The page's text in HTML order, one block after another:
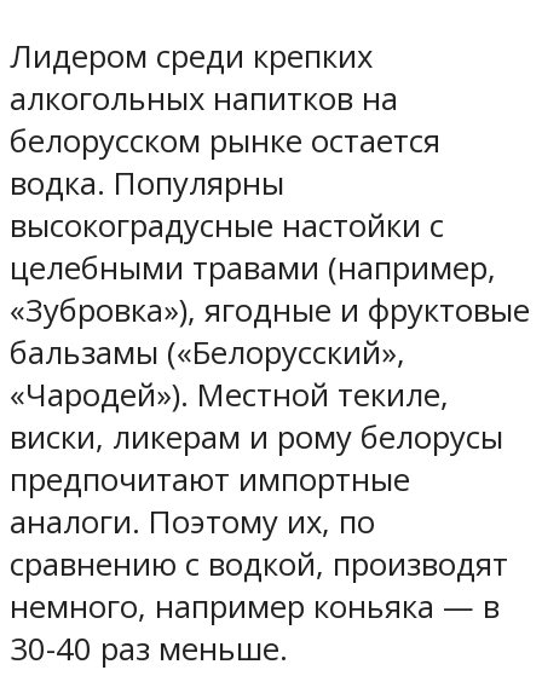
Лидером среди крепких
алкогольных напитков на
белорусском рынке остается
водка. Популярны
высокоградусные настойки с
целебными травами (например,
«Зубровка»), ягодные и фруктовые
бальзамы («Белорусский»,
«Чародей»). Местной текиле,
виски, ликерам и рому белорусы
предпочитают импортные
аналоги. Поэтому их, по
сравнению с водкой, производят
немного, например коньяка — в
30-40 раз меньше.